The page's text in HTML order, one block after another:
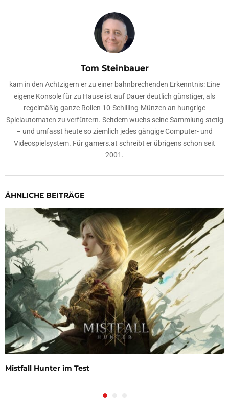
Tom Steinbauer
kam in den Achtzigern er zu einer bahnbrechenden Erkenntnis: Eine
eigene Konsole für zu Hause ist auf Dauer deutlich günstiger, als
regelmäßig ganze Rollen 10-Schilling-Münzen an hungrige
Spielautomaten zu verfüttern. Seitdem wuchs seine Sammlung stetig
– und umfasst heute so ziemlich jedes gängige Computer- und
Videospielsystem. Für gamers.at schreibt er übrigens schon seit
2001.
ÄHNLICHE BEITRÄGE
Mistfall Hunter im Test